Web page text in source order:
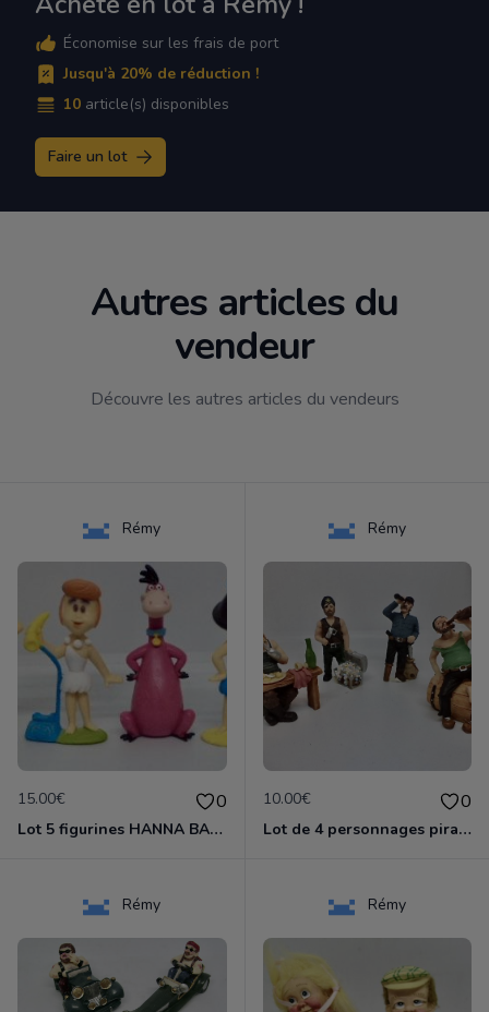
Économise sur les frais de port
Jusqu'à 20% de réduction !
10 article(s) disponibles
Faire un lot
Autres articles du
vendeur
Découvre les autres articles du vendeurs
Rémy
15.00€ 0
Lot 5 figurines HANNA BARBERA PIERRAFEU THE FLINTSTONES 1990 vintage
Rémy
10.00€ 0
Lot de 4 personnages pirates en résine
Rémy Rémy